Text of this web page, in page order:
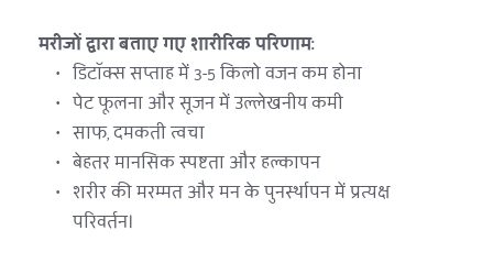
मरीजों द्वारा बताए गए शारीरिक परिणाम:
डिटॉक्स सप्ताह में 3-5 किलो वजन कम होना
पेट फूलना और सूजन में उल्लेखनीय कमी
साफ, दमकती त्वचा
बेहतर मानसिक स्पष्टता और हल्कापन
शरीर की मरम्मत और मन के पुनर्स्थापन में प्रत्यक्ष
परिवर्तन।